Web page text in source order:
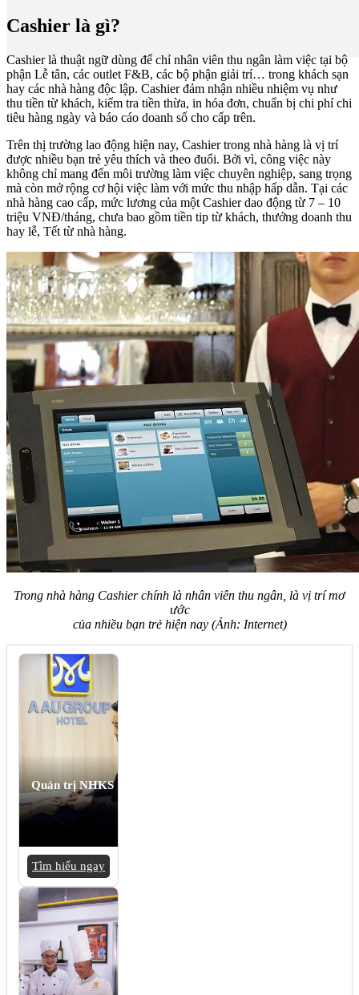
Cashier là gì?
Cashier là thuật ngữ dùng để chỉ nhân viên thu ngân làm việc tại bộ
phận Lễ tân, các outlet F&B, các bộ phận giải trí… trong khách sạn
hay các nhà hàng độc lập. Cashier đảm nhận nhiều nhiệm vụ như
thu tiền từ khách, kiểm tra tiền thừa, in hóa đơn, chuẩn bị chi phí chi
tiêu hàng ngày và báo cáo doanh số cho cấp trên.
Trên thị trường lao động hiện nay, Cashier trong nhà hàng là vị trí
được nhiều bạn trẻ yêu thích và theo đuổi. Bởi vì, công việc này
không chỉ mang đến môi trường làm việc chuyên nghiệp, sang trọng
mà còn mở rộng cơ hội việc làm với mức thu nhập hấp dẫn. Tại các
nhà hàng cao cấp, mức lương của một Cashier dao động từ 7 – 10
triệu VNĐ/tháng, chưa bao gồm tiền tip từ khách, thưởng doanh thu
hay lễ, Tết từ nhà hàng.
Trong nhà hàng Cashier chính là nhân viên thu ngân, là vị trí mơ
ước
của nhiều bạn trẻ hiện nay (Ảnh: Internet)
Quản trị NHKS
Tìm hiểu ngay